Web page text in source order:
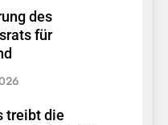
des
für
treibt die